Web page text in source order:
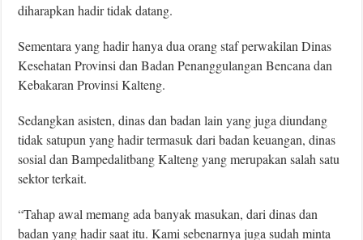
diharapkan hadir tidak datang.
Sementara yang hadir hanya dua orang staf perwakilan Dinas
Kesehatan Provinsi dan Badan Penanggulangan Bencana dan
Kebakaran Provinsi Kalteng.
Sedangkan asisten, dinas dan badan lain yang juga diundang
tidak satupun yang hadir termasuk dari badan keuangan, dinas
sosial dan Bampedalitbang Kalteng yang merupakan salah satu
sektor terkait.
“Tahap awal memang ada banyak masukan, dari dinas dan
badan yang hadir saat itu. Kami sebenarnya juga sudah minta